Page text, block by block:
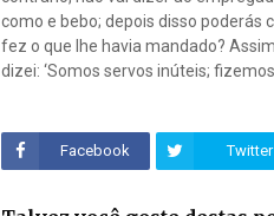
como e bebo; depois disso poderás
fez o que lhe havia mandado?
dizei: ‘Somos servos inúteis;
Facebook Twitter